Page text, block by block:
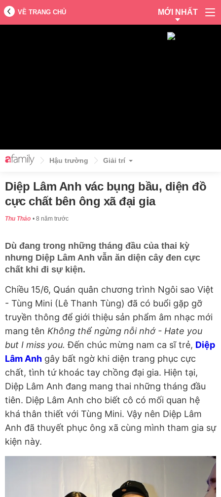
VỀ TRANG CHỦ MỚI NHẤT
Hậu trường Giải trí
Diệp Lâm Anh vác bụng bầu, diện đồ
cực chất bên ông xã đại gia
Thu Thảo 8 năm trước
Dù đang trong những tháng đầu của thai kỳ
nhưng Diệp Lâm Anh vẫn ăn diện cây đen cực
chất khi đi sự kiện.
Chiều 15/6, Quán quân chương trình Ngôi sao Việt
- Tùng Mini (Lê Thanh Tùng) đã có buổi gặp gỡ
truyền thông để giới thiệu sản phẩm âm nhạc mới
mang tên Không thể ngừng nỗi nhớ - Hate you
but I miss you. Đến chúc mừng nam ca sĩ trẻ, Diệp
Lâm Anh gây bất ngờ khi diện trang phục cực
chất, tình tứ khoác tay chồng đại gia. Hiện tại,
Diệp Lâm Anh đang mang thai những tháng đầu
tiên. Diệp Lâm Anh cho biết cô có mối quan hệ
khá thân thiết với Tùng Mini. Vậy nên Diệp Lâm
Anh đã thuyết phục ông xã cùng mình tham gia sự
kiện này.